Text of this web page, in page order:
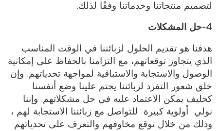
لتصميم منتجاتنا وخدماتنا وفقًا لذلك.
4-حل المشكلات
هدفنا هو تقديم الحلول لزبائننا في الوقت المناسب
الذي يتجاوز توقعاتهم، مع التزامنا بالحفاظ على إمكانية
الوصول والاستجابة والاستباقية لمواجهة تحدياتهم. وإن
خلق شعور التفرد لزبائننا يحتم علينا وضع أنفسنا
كحليف يمكن الاعتماد عليه في حل مشكلاتهم. وإننا
نولي أولوية كبيرة للتواصل مع زبائننا الاستجابة لهم ،
وذلك من خلال توقع مخاوفهم والتعرف على تحدياتهم